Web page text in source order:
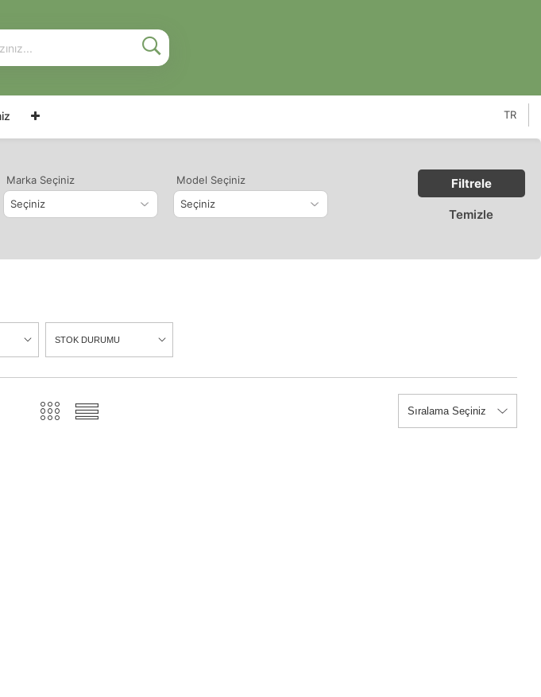
TR
Marka Seçiniz Model Seçiniz Filtrele
Temizle
STOK DURUMU